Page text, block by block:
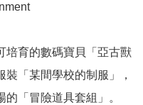
培育的數碼寶貝「亞古獸
裝「某間學校的制服」，
「冒險道具套組」。